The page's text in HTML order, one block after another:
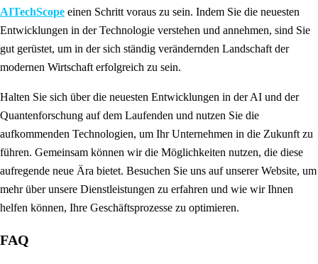
AITechScope einen Schritt voraus zu sein. Indem Sie die neuesten
Entwicklungen in der Technologie verstehen und annehmen, sind Sie
gut gerüstet, um in der sich ständig verändernden Landschaft der
modernen Wirtschaft erfolgreich zu sein.
Halten Sie sich über die neuesten Entwicklungen in der AI und der
Quantenforschung auf dem Laufenden und nutzen Sie die
aufkommenden Technologien, um Ihr Unternehmen in die Zukunft zu
führen. Gemeinsam können wir die Möglichkeiten nutzen, die diese
aufregende neue Ära bietet. Besuchen Sie uns auf unserer Website, um
mehr über unsere Dienstleistungen zu erfahren und wie wir Ihnen
helfen können, Ihre Geschäftsprozesse zu optimieren.
FAQ